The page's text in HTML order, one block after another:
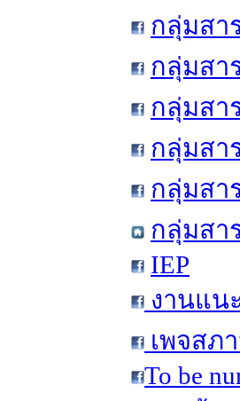
กลุ่มสา
กลุ่มสา
กลุ่มสา
กลุ่มสา
กลุ่มสา
กลุ่มสา
IEP
งานแน
เพจสภ
To be